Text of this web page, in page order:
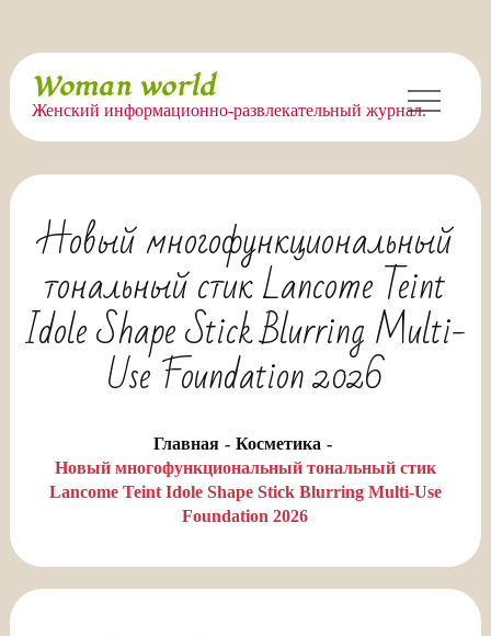
Перейти
содержимому
Woman world
Женский информационно-развлекательный журнал.
Новый многофункциональный
тональный стик Lancome Teint
Idole Shape Stick Blurring Multi-
Use Foundation 2026
Главная
Косметика
Новый многофункциональный тональный стик
Lancome Teint Idole Shape Stick Blurring Multi-Use
Foundation 2026